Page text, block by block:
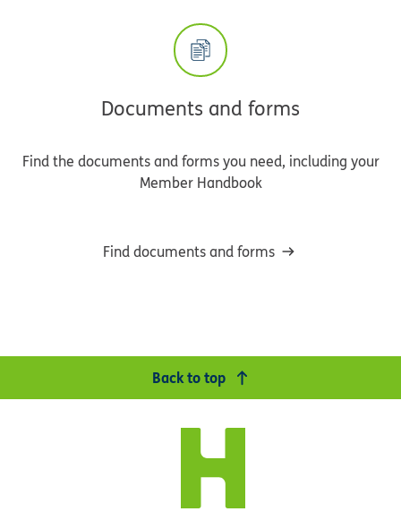
Documents and forms
Find the documents and forms you need, including your
Member Handbook
Find documents and forms
Back to top